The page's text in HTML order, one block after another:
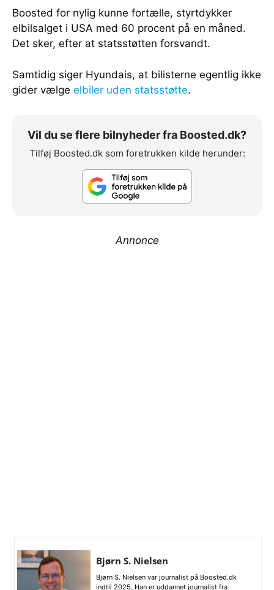
Boosted for nylig kunne fortælle, styrtdykker
elbilsalget i USA med 60 procent på en måned.
Det sker, efter at statsstøtten forsvandt.
Samtidig siger Hyundais, at bilisterne egentlig ikke
gider vælge elbiler uden statsstøtte.
Vil du se flere bilnyheder fra Boosted.dk?
Tilføj Boosted.dk som foretrukken kilde herunder:
Annonce
Bjørn S. Nielsen
Bjørn S. Nielsen var journalist på Boosted.dk
indtil 2025. Han er uddannet journalist fra